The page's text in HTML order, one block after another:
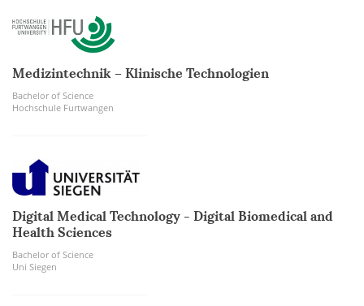
Medizintechnik – Klinische Technologien
Bachelor of Science
Hochschule Furtwangen
Digital Medical Technology - Digital Biomedical and
Health Sciences
Bachelor of Science
Uni Siegen